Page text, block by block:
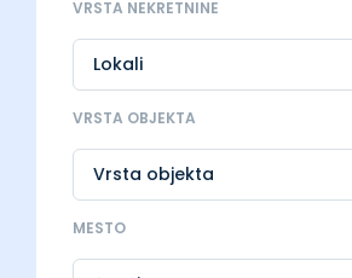
VRSTA NEKRETNINE
VRSTA OBJEKTA
MESTO